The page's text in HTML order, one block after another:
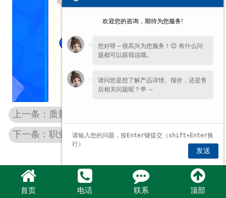
上一条：质量管理体系认证证书(英文)
下一条：职业健康安全管理体系认证证书(英文)
首页 电话 联系 顶部
豫公网安备 41072102000703号
欢迎您的咨询，期待为您服务!
您好呀～很高兴为您服务！😊 有什么问
题都可以跟我说哦。
请问您是想了解产品详情、报价，还是售
后相关问题呢？💬 ～
发送